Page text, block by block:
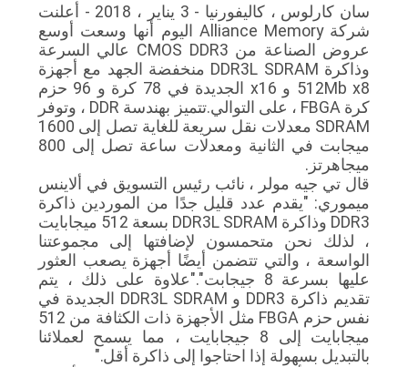
اطلب
اقتباس
خريطة
الموقع
PRIVACY
POLICY
سان كارلوس ، كاليفورنيا - 3 يناير ، 2018 - أعلنت
شركة Alliance Memory اليوم أنها وسعت أوسع
عروض الصناعة من CMOS DDR3 عالي السرعة
وذاكرة DDR3L SDRAM منخفضة الجهد مع أجهزة
512Mb x8 و x16 الجديدة في 78 كرة و 96 حزم
كرة FBGA ، على التوالي.تتميز بهندسة DDR ، وتوفر
SDRAM معدلات نقل سريعة للغاية تصل إلى 1600
ميجابت في الثانية ومعدلات ساعة تصل إلى 800
ميجاهرتز.
قال تي جيه مولر ، نائب رئيس التسويق في ألاينس
ميموري: "يقدم عدد قليل جدًا من الموردين ذاكرة
DDR3 وذاكرة DDR3L SDRAM بسعة 512 ميجابايت
، لذلك نحن متحمسون لإضافتها إلى مجموعتنا
الواسعة ، والتي تتضمن أيضًا أجهزة يصعب العثور
عليها بسرعة 8 جيجابت"."علاوة على ذلك ، يتم
تقديم ذاكرة DDR3 و DDR3L SDRAM الجديدة في
نفس حزم FBGA مثل الأجهزة ذات الكثافة من 512
ميجابايت إلى 8 جيجابايت ، مما يسمح لعملائنا
بالتبديل بسهولة إذا احتاجوا إلى ذاكرة أقل."